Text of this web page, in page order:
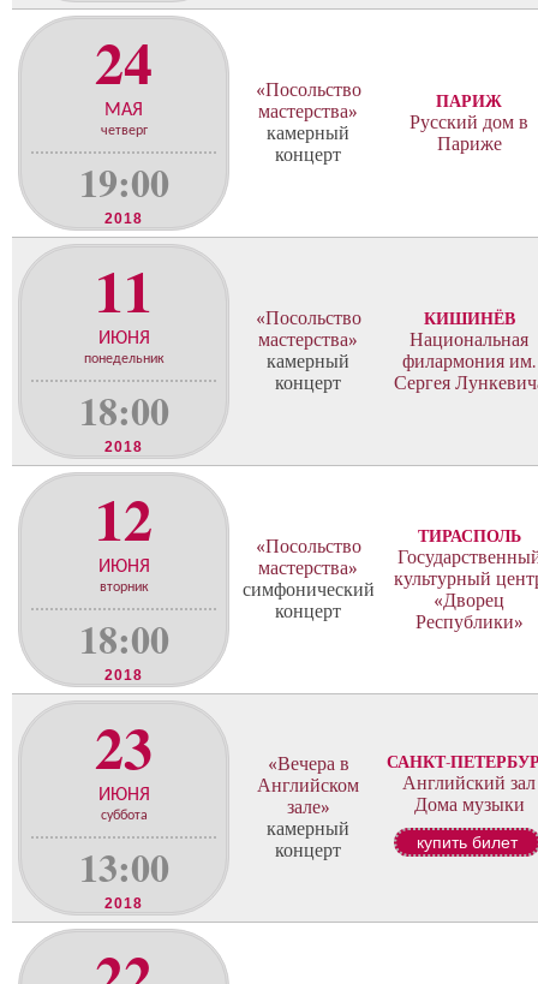
24
МАЯ
четверг
19:00
2018
«Посольство
мастерства»
камерный
концерт
ПАРИЖ
Русский дом в
Париже
11
ИЮНЯ
понедельник
18:00
2018
«Посольство
мастерства»
камерный
концерт
КИШИНЁВ
Национальная
филармония им.
Сергея
12
ИЮНЯ
вторник
18:00
2018
«Посольство
мастерства»
симфонический
концерт
ТИРАСПОЛЬ
культурный
«Дворец
Республики»
23
ИЮНЯ
суббота
13:00
2018
«Вечера в
Английском
зале»
камерный
концерт
САНКТ-
Английский зал
Дома музыки
купить билет